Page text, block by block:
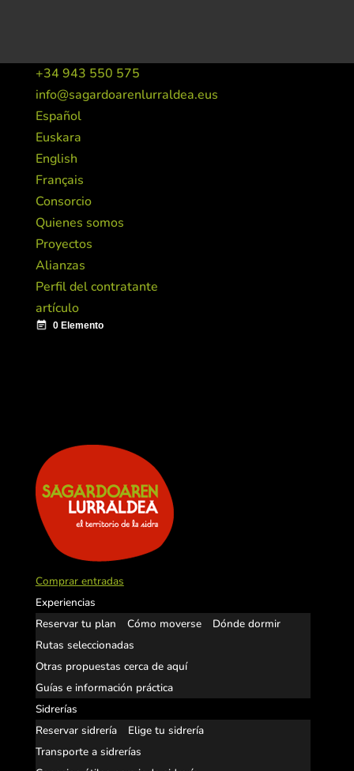
+34 943 550 575
info@sagardoarenlurraldea.eus
Español
Euskara
English
Français
Consorcio
Quienes somos
Proyectos
Alianzas
Perfil del contratante
artículo
Comprar entradas
Experiencias
Reservar tu plan
Cómo moverse
Dónde dormir
Rutas seleccionadas
Otras propuestas cerca de aquí
Guías e información práctica
Sidrerías
Reservar sidrería
Elige tu sidrería
Transporte a sidrerías